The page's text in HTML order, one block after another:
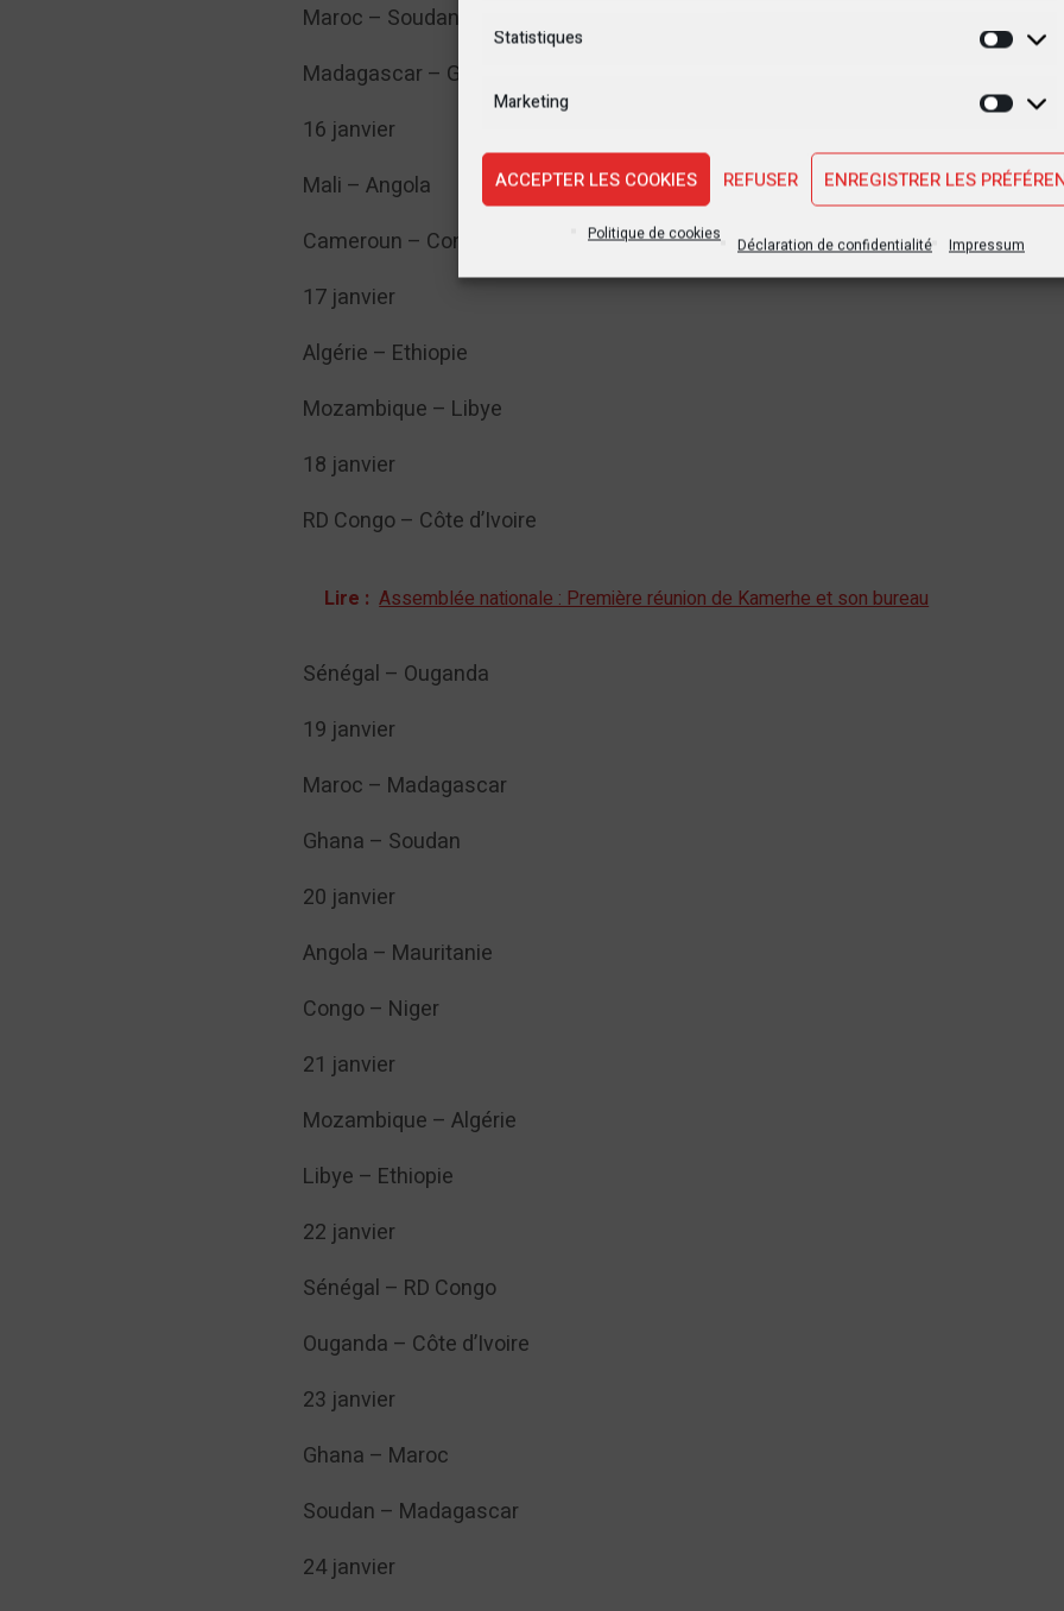
Statistiques
Marketing
ACCEPTER LES COOKIES REFUSER ENREGISTRER LES
Politique de cookies
Déclaration de confidentialité Impressum
Maroc – Soudan
Madagascar – Ghana
16 janvier
Mali – Angola
Cameroun – Congo
17 janvier
Algérie – Ethiopie
Mozambique – Libye
18 janvier
RD Congo – Côte d’Ivoire
Lire : Assemblée nationale : Première réunion de Kamerhe et son bureau
Sénégal – Ouganda
19 janvier
Maroc – Madagascar
Ghana – Soudan
20 janvier
Angola – Mauritanie
Congo – Niger
21 janvier
Mozambique – Algérie
Libye – Ethiopie
22 janvier
Sénégal – RD Congo
Ouganda – Côte d’Ivoire
23 janvier
Ghana – Maroc
Soudan – Madagascar
24 janvier